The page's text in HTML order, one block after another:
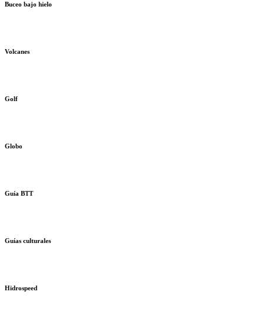
Buceo bajo hielo
Volcanes
Golf
Globo
Guía BTT
Guías culturales
Hidrospeed